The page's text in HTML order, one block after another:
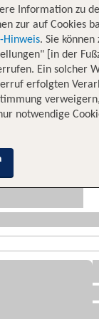
Information zu
zur auf Cookies
Hinweis. Sie
[in der
Ein solcher
erfolgten
notwendige